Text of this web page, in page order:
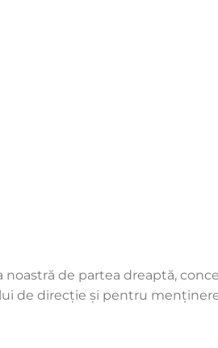
de partea dreaptă,
de direcție și pentru